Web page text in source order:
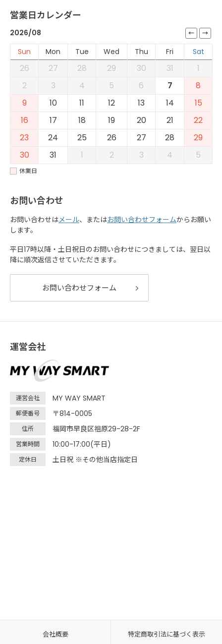
営業日カレンダー
2026/08
Sun
Mon Tue Wed Thu Fri Sat
26 27 28 29 30 31
1
2
3 4 5 6 7
8
9
10 11 12 13 14
15
16
17 18 19 20 21
22
23
24 25 26 27 28
29
30
31 1 2 3 4 5
休業日
お問い合わせ
お問い合わせはメール、またはお問い合わせフォームからお願い
します。
平日17時以降・土日祝日のお問い合わせにつきましては、翌日以
降に順次返信させていただきます。
お問い合わせフォーム
運営会社
運営会社 MY WAY SMART
郵便番号 〒814-0005
住所 福岡市早良区祖原29-28-2F
営業時間 10:00-17:00(平日)
定休日 土日祝 ※その他当店指定日
会社概要 特定商取引法に基づく表示